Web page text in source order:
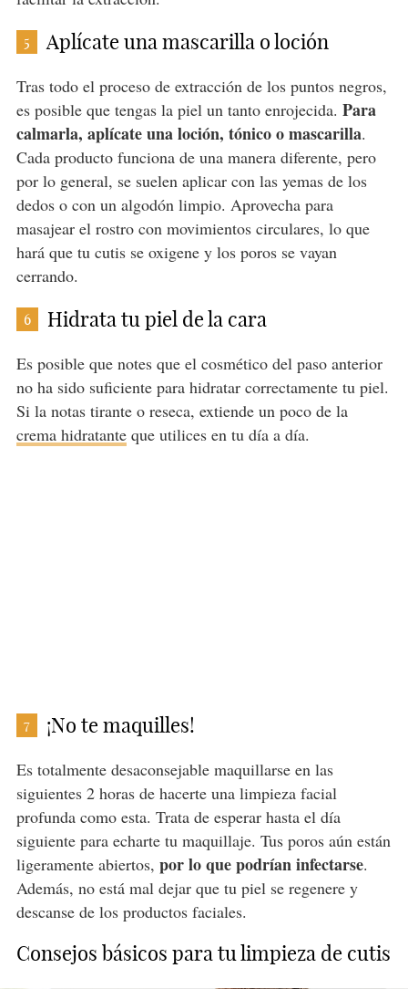
5 Aplícate una mascarilla o loción
Tras todo el proceso de extracción de los puntos negros,
es posible que tengas la piel un tanto enrojecida. Para
calmarla, aplícate una loción, tónico o mascarilla.
Cada producto funciona de una manera diferente, pero
por lo general, se suelen aplicar con las yemas de los
dedos o con un algodón limpio. Aprovecha para
masajear el rostro con movimientos circulares, lo que
hará que tu cutis se oxigene y los poros se vayan
cerrando.
6 Hidrata tu piel de la cara
Es posible que notes que el cosmético del paso anterior
no ha sido suficiente para hidratar correctamente tu piel.
Si la notas tirante o reseca, extiende un poco de la
crema hidratanteque utilices en tu día a día.
7 ¡No te maquilles!
Es totalmente desaconsejable maquillarse en las
siguientes 2 horas de hacerte una limpieza facial
profunda como esta. Trata de esperar hasta el día
siguiente para echarte tu maquillaje. Tus poros aún están
ligeramente abiertos, por lo que podrían infectarse.
Además, no está mal dejar que tu piel se regenere y
descanse de los productos faciales.
Consejos básicos para tu limpieza de cutis